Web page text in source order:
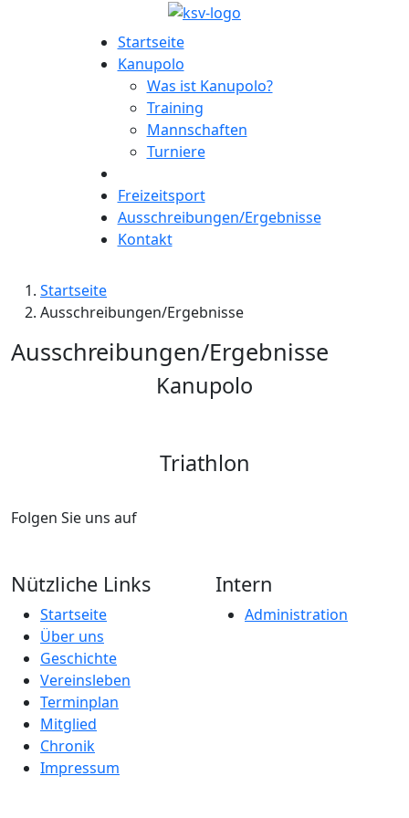
Startseite
Kanupolo
Was ist Kanupolo?
Training
Mannschaften
Turniere
Freizeitsport
Ausschreibungen/Ergebnisse
Kontakt
Startseite
Ausschreibungen/Ergebnisse
Ausschreibungen/Ergebnisse
Kanupolo
Triathlon
Folgen Sie uns auf
Nützliche Links
Startseite
Über uns
Geschichte
Vereinsleben
Terminplan
Mitglied
Chronik
Impressum
Intern
Administration